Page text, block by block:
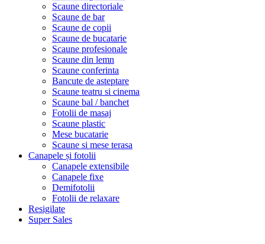
Scaune directoriale
Scaune de bar
Scaune de copii
Scaune de bucatarie
Scaune profesionale
Scaune din lemn
Scaune conferinta
Bancute de asteptare
Scaune teatru si cinema
Scaune bal / banchet
Fotolii de masaj
Scaune plastic
Mese bucatarie
Scaune si mese terasa
Canapele și fotolii
Canapele extensibile
Canapele fixe
Demifotolii
Fotolii de relaxare
Resigilate
Super Sales